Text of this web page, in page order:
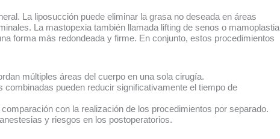
La liposucción puede eliminar la grasa no deseada en áreas
La mastopexia también llamada lifting de senos o mamoplastia
forma más redondeada y firme. En conjunto, estos procedimientos
múltiples áreas del cuerpo en una sola cirugía.
pueden reducir significativamente el tiempo de
con la realización de los procedimientos por separado.
y riesgos en los postoperatorios.